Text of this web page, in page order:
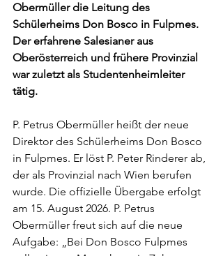
Obermüller die Leitung des
Schülerheims Don Bosco in Fulpmes.
Der erfahrene Salesianer aus
Oberösterreich und frühere Provinzial
war zuletzt als Studentenheimleiter
tätig.
P. Petrus Obermüller heißt der neue
Direktor des Schülerheims Don Bosco
in Fulpmes. Er löst P. Peter Rinderer ab,
der als Provinzial nach Wien berufen
wurde. Die offizielle Übergabe erfolgt
am 15. August 2026. P. Petrus
Obermüller freut sich auf die neue
Aufgabe: „Bei Don Bosco Fulpmes